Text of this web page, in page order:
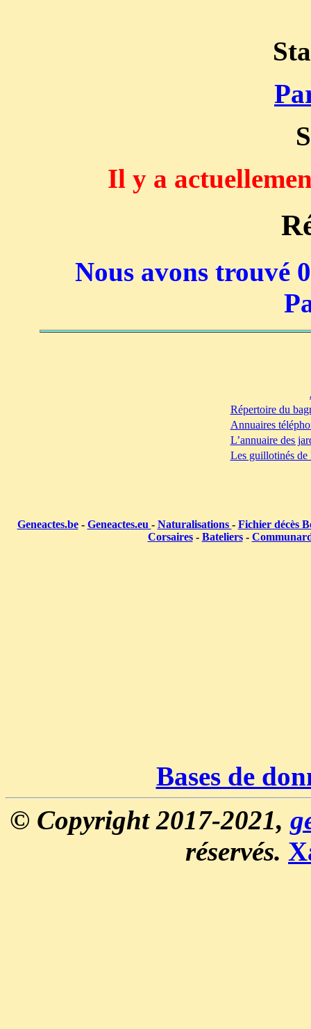
Il y a
Nous avons trouvé
Répertoire du
Annuaires
L’annuaire des
Les guillotinés de
Geneactes.be- Geneactes.eu - Naturalisations - Fichier décès
Corsaires- Bateliers-
Bases de
© Copyright 2017-2021,
réservés.